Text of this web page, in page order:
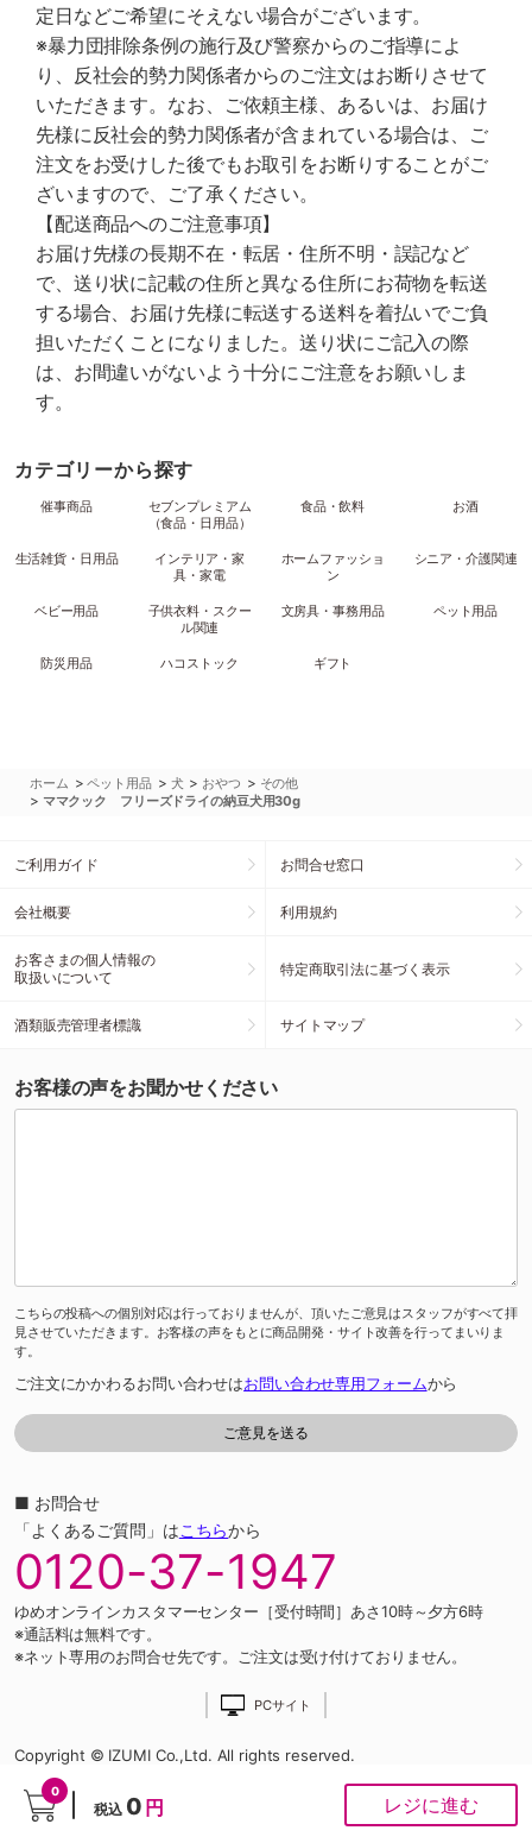
0
税込 0 円 レジに進む
定日などご希望にそえない場合がございます。
※暴力団排除条例の施行及び警察からのご指導によ
り、反社会的勢力関係者からのご注文はお断りさせて
いただきます。なお、ご依頼主様、あるいは、お届け
先様に反社会的勢力関係者が含まれている場合は、ご
注文をお受けした後でもお取引をお断りすることがご
ざいますので、ご了承ください。
【配送商品へのご注意事項】
お届け先様の長期不在・転居・住所不明・誤記など
で、送り状に記載の住所と異なる住所にお荷物を転送
する場合、お届け先様に転送する送料を着払いでご負
担いただくことになりました。送り状にご記入の際
は、お間違いがないよう十分にご注意をお願いしま
す。
カテゴリーから探す
催事商品
セブンプレミアム
（食品・日用品）
食品・飲料 お酒
生活雑貨・日用品
インテリア・家
具・家電
ホームファッショ
ン
シニア・介護関連
ベビー用品
子供衣料・スクー
ル関連
文房具・事務用品 ペット用品
防災用品 ハコストック ギフト
ホーム >ペット用品 > 犬 > おやつ > その他
> ママクック フリーズドライの納豆犬用30g
ご利用ガイド お問合せ窓口
会社概要 利用規約
お客さまの個人情報の
取扱いについて
特定商取引法に基づく表示
酒類販売管理者標識 サイトマップ
お客様の声をお聞かせください
こちらの投稿への個別対応は行っておりませんが、頂いたご意見はスタッフがすべて拝
見させていただきます。お客様の声をもとに商品開発・サイト改善を行ってまいりま
す。
ご注文にかかわるお問い合わせはお問い合わせ専用フォームから
■ お問合せ
「よくあるご質問」はこちらから
0120-37-1947
ゆめオンラインカスタマーセンター［受付時間］あさ10時～夕方6時
※通話料は無料です。
※ネット専用のお問合せ先です。ご注文は受け付けておりません。
PCサイト
Copyright © IZUMI Co.,Ltd. All rights reserved.